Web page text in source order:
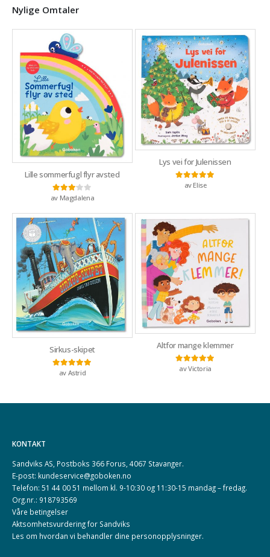
Nylige Omtaler
Lille sommerfugl flyr avsted
Vurdert3av 5
av Magdalena
Lys vei for Julenissen
Vurdert5
av Elise
Sirkus-skipet
Vurdert5
av Astrid
Altfor mange klemmer
Vurdert5av 5
av Victoria
KONTAKT
Sandviks AS, Postboks 366 Forus, 4067 Stavanger.
E-post: kundeservice@goboken.no
Telefon: 51 44 00 51 mellom kl. 9-10:30 og 11:30-15 mandag – fredag.
Org.nr.: 918793569
Våre betingelser
Aktsomhetsvurdering for Sandviks
Les om hvordan vi behandler dine personopplysninger.